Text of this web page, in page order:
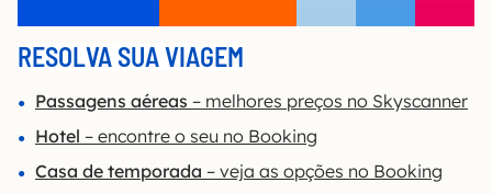
RESOLVA SUA VIAGEM
Passagens aéreas – melhores preços no Skyscanner
Hotel – encontre o seu no Booking
Casa de temporada – veja as opções no Booking